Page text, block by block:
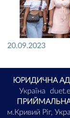
20.09.2023
ЮРИДИЧНА
Україна
ПРИЙМАЛЬНА
м.Кривий Ріг,